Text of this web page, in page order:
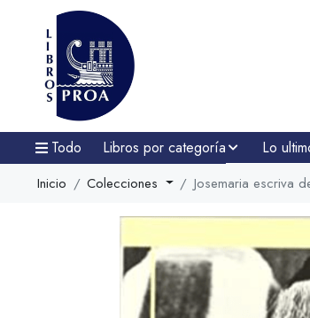
Todo Libros por categoría Lo
Inicio Colecciones Josemaria escriva